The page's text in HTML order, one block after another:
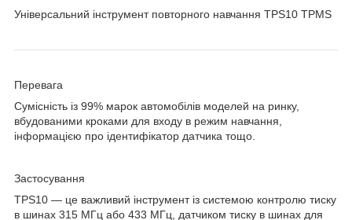
Універсальний інструмент повторного навчання TPS10 TPMS
Перевага
Сумісність із 99% марок автомобілів моделей на ринку,
вбудованими кроками для входу в режим навчання,
інформацією про ідентифікатор датчика тощо.
Застосування
TPS10 — це важливий інструмент із системою контролю тиску
в шинах 315 МГц або 433 МГц, датчиком тиску в шинах для